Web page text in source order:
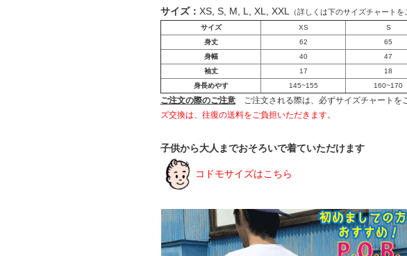
サイズ： XS, S, M, L, XL, XXL （詳しくは下のサイズチャート
サイズ XS S
身丈
62 65
身幅
40 47
袖丈
17 18
身長めやす
145~155 160~170
ご注文の際のご注意 ご注文される際は、必ずサイズチャートを
ズ交換は、往復の送料をご負担いただきます。
子供から大人までおそろいで着ていただけます
コドモサイズはこちら